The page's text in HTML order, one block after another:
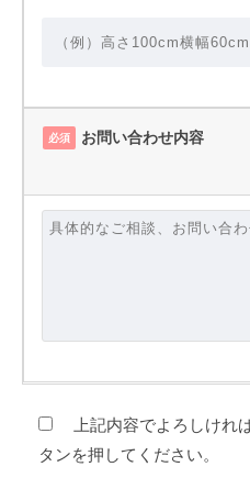
必須 お問い合わせ内容
上記内容でよろしけれ
タンを押してください。